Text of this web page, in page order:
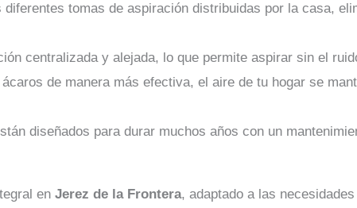
tomas de aspiración distribuidas por la casa,
centralizada y alejada, lo que permite aspirar sin el
de manera más efectiva, el aire de tu hogar se
diseñados para durar muchos años con un
en Jerez de la Frontera, adaptado a las